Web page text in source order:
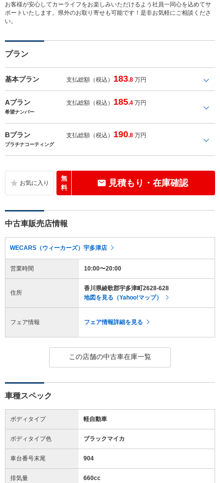
お客様が安心してカーライフをお楽しみいただけるよう社員一同心を込めてサ
ポートいたします。県外のお取り寄せも可能です！是非お気軽にご相談くださ
い。
プラン
基本プラン 支払総額（税込） 183.8 万円
Aプラン 支払総額（税込） 185.4 万円
希望ナンバー
Bプラン 支払総額（税込） 190.8 万円
プラチナコーティング
無
料
見積もり・在庫確認
中古車販売店情報
WECARS（ウィーカーズ）宇多津店
営業時間 10:00〜20:00
住所
香川県綾歌郡宇多津町2628-628
地図を見る（Yahoo!マップ）
フェア情報 フェア情報詳細を見る
この店舗の中古車在庫一覧
車種スペック
ボディタイプ 軽自動車
ボディタイプ色 ブラックマイカ
車台番号末尾 904
排気量 660cc